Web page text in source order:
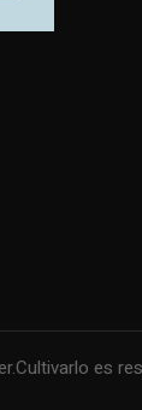
es